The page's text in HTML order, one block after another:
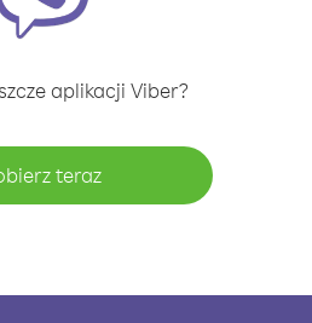
aplikacji Viber?
teraz